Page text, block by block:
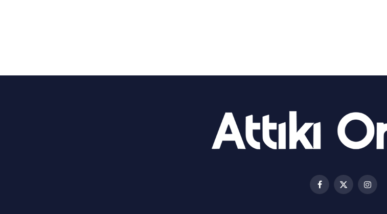
Facebook
X